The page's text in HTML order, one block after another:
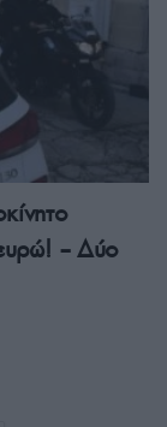
– Δύο